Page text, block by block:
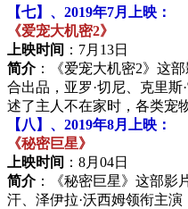
【七】、2019年7月上映：
《爱宠大机密2》
上映时间 ：7月13日
简介：《爱宠大机密2》这
合出品，亚罗·切尼、克里
述了主人不在家时，各类宠
【八】、2019年8月上映：
《秘密巨星》
上映时间 ：8月04日
简介：《秘密巨星》这部影
汗、泽伊拉·沃西姆领衔主演